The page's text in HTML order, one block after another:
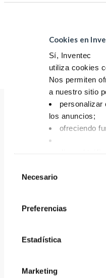
Cookies en
Sí, Inventec
utiliza cookies
Nos permiten
a nuestro sitio
personalizar
los anuncios;
ofreciendo
No
te asustes,
Necesario
Preferencias
Estadística
Marketing
Beneficios
Limpia eficazmente
Puede eliminar los
normalmente en el
COSTE